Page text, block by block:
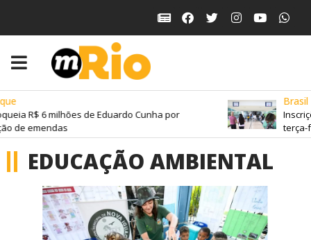
R$ 6 milhões de Eduardo Cunha por
de emendas
Brasil
terça-
EDUCAÇÃO AMBIENTAL